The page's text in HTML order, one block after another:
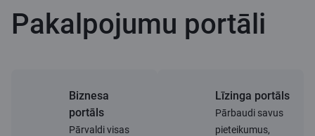
Pakalpojumu portāli
Biznesa
portāls
Pārvaldi visas
Līzinga portāls
Pārbaudi savus
pieteikumus,